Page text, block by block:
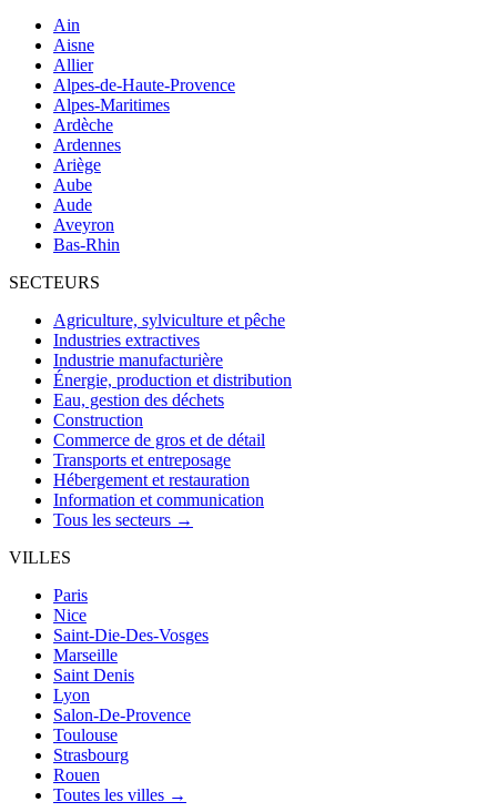
Ain
Aisne
Allier
Alpes-de-Haute-Provence
Alpes-Maritimes
Ardèche
Ardennes
Ariège
Aube
Aude
Aveyron
Bas-Rhin
SECTEURS
Agriculture, sylviculture et pêche
Industries extractives
Industrie manufacturière
Énergie, production et distribution
Eau, gestion des déchets
Construction
Commerce de gros et de détail
Transports et entreposage
Hébergement et restauration
Information et communication
Tous les secteurs →
VILLES
Paris
Nice
Saint-Die-Des-Vosges
Marseille
Saint Denis
Lyon
Salon-De-Provence
Toulouse
Strasbourg
Rouen
Toutes les villes →